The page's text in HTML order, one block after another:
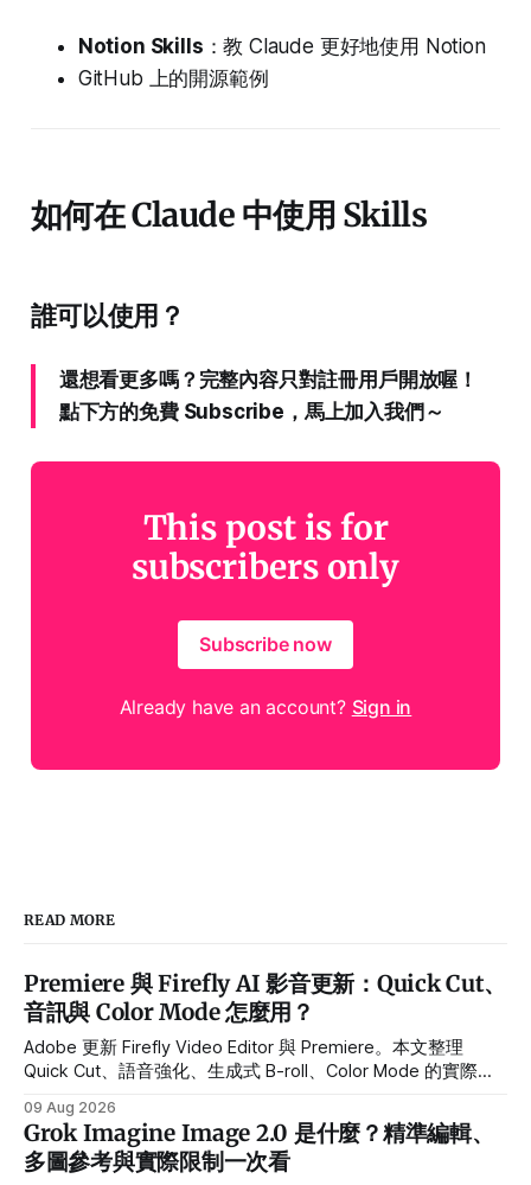
Notion Skills ：教 Claude 更好地使用 Notion
GitHub 上的開源範例
如何在 Claude 中使用 Skills
誰可以使用？
還想看更多嗎？完整內容只對註冊用戶開放喔！
點下方的免費 Subscribe，馬上加入我們～
This post is for
subscribers only
Subscribe now
Already have an account? Sign in
READ MORE
Premiere 與 Firefly AI 影音更新：Quick Cut、
音訊與 Color Mode 怎麼用？
Adobe 更新 Firefly Video Editor 與 Premiere。本文整理
Quick Cut、語音強化、生成式 B-roll、Color Mode 的實際用
09 Aug 2026
Grok Imagine Image 2.0 是什麼？精準編輯、
多圖參考與實際限制一次看